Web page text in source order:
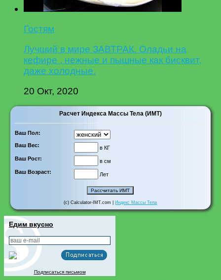
Гостям
Лучший в мире ЗАВТРАК. Оладьи на
кефире , нежные и пышные как бисквит,
даже холодные.
20 Окт, 2020
Расчет Индекса Массы Тела (ИМТ)
Ваш Пол:
Ваш Вес:
в КГ
Ваш Рост:
в см
Ваш Возраст:
Лет
(c) Calculator-IMT.com | Индекс Массы Тела
Едим вкусно
Подписаться письмом